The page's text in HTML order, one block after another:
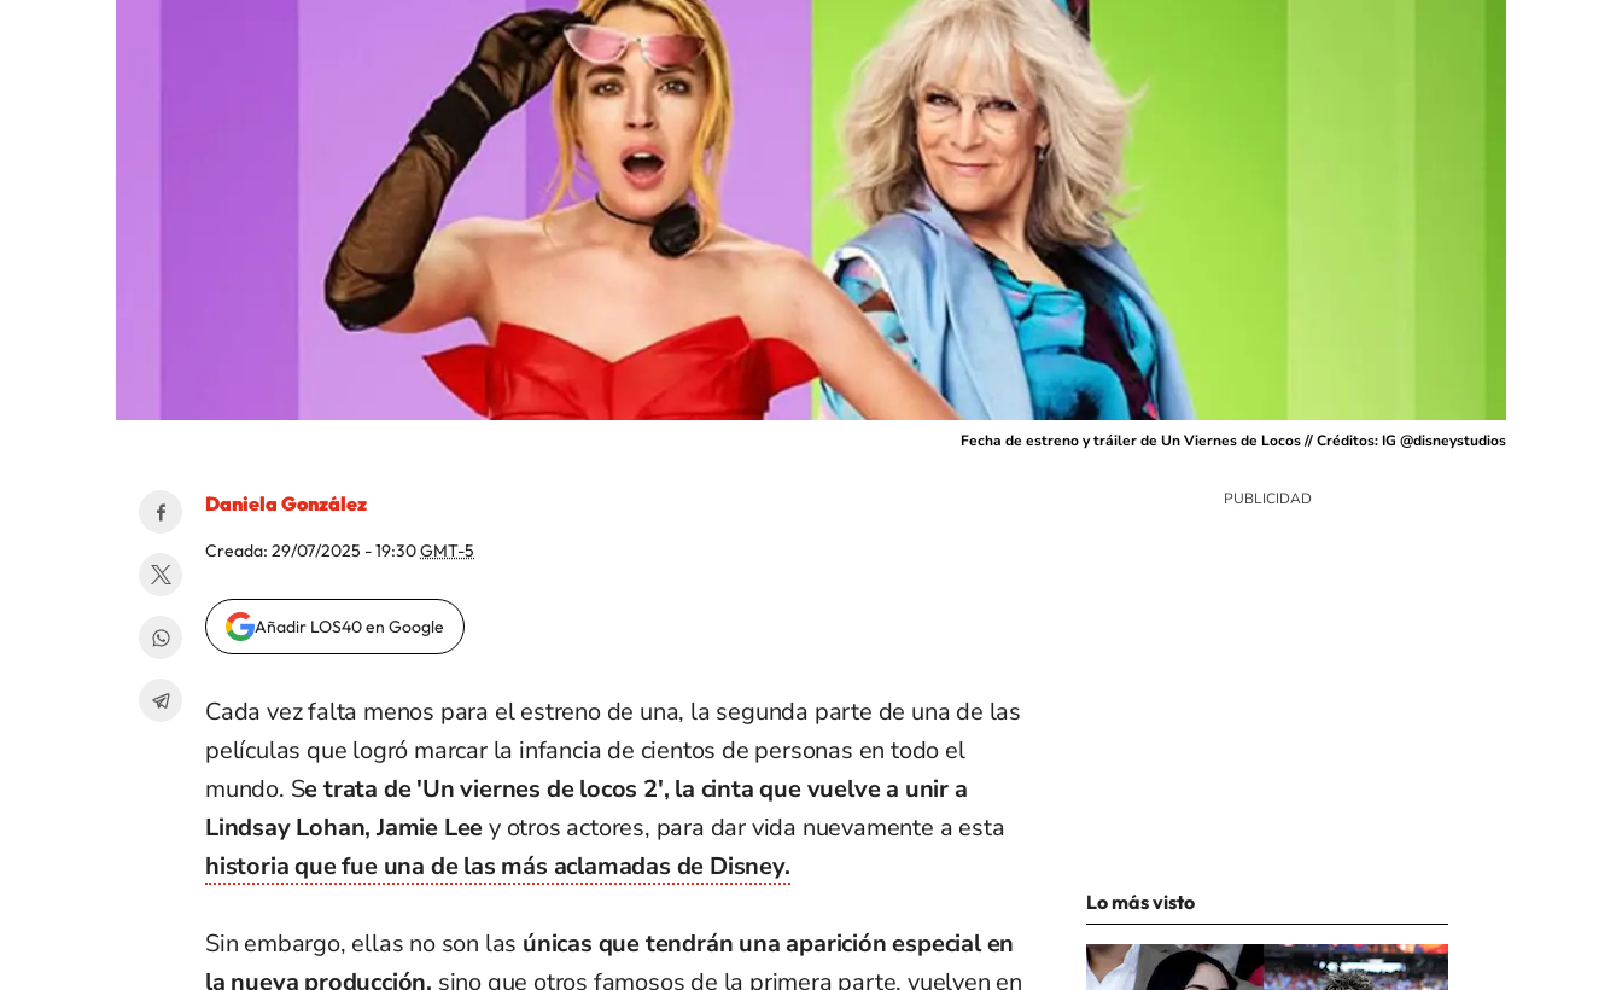
Fecha de estreno y tráiler de Un Viernes de Locos // Créditos: IG @disneystudios
Daniela González
Creada: 29/07/2025 - 19:30GMT-5
Añadir LOS40 en Google
Cada vez falta menos para el estreno de una, la segunda parte de una de las
películas que logró marcar la infancia de cientos de personas en todo el
mundo. Se trata de 'Un viernes de locos 2', la cinta que vuelve a unir a
Lindsay Lohan, Jamie Leey otros actores, para dar vida nuevamente a esta
historia que fue una de las más aclamadas de Disney.
Sin embargo, ellas no son las únicas que tendrán una aparición especial en
la nueva producción, sino que otros famosos de la primera parte, vuelven en
Lo más visto